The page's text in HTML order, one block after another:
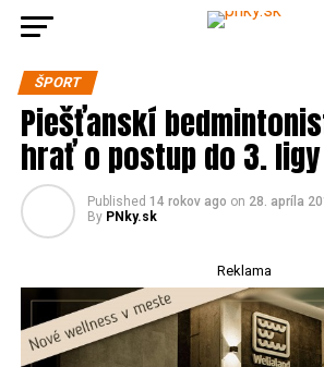
ŠPORT
Piešťanskí
hrať o postup do 3.
Published 14 rokov ago on 28. apríla
By PNky.sk
Reklama